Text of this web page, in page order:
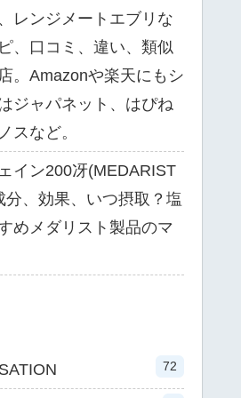
レンジメートエブリな
、口コミ、違い、類似
。Amazonや楽天にもシ
ジャパネット、はぴね
スなど。
イン200冴(MEDARIST
分、効果、いつ摂取？塩
めメダリスト製品のマ
72